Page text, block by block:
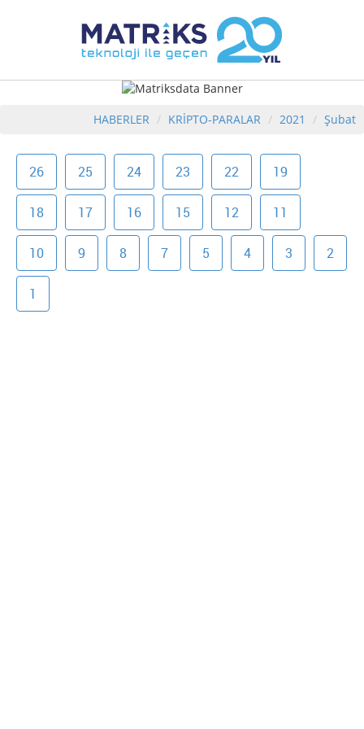
HABERLER KRİPTO-PARALAR 2021 Şubat
26 25 24 23 22 19
18 17 16 15 12 11
10 9 8 7 5 4 3 2
1